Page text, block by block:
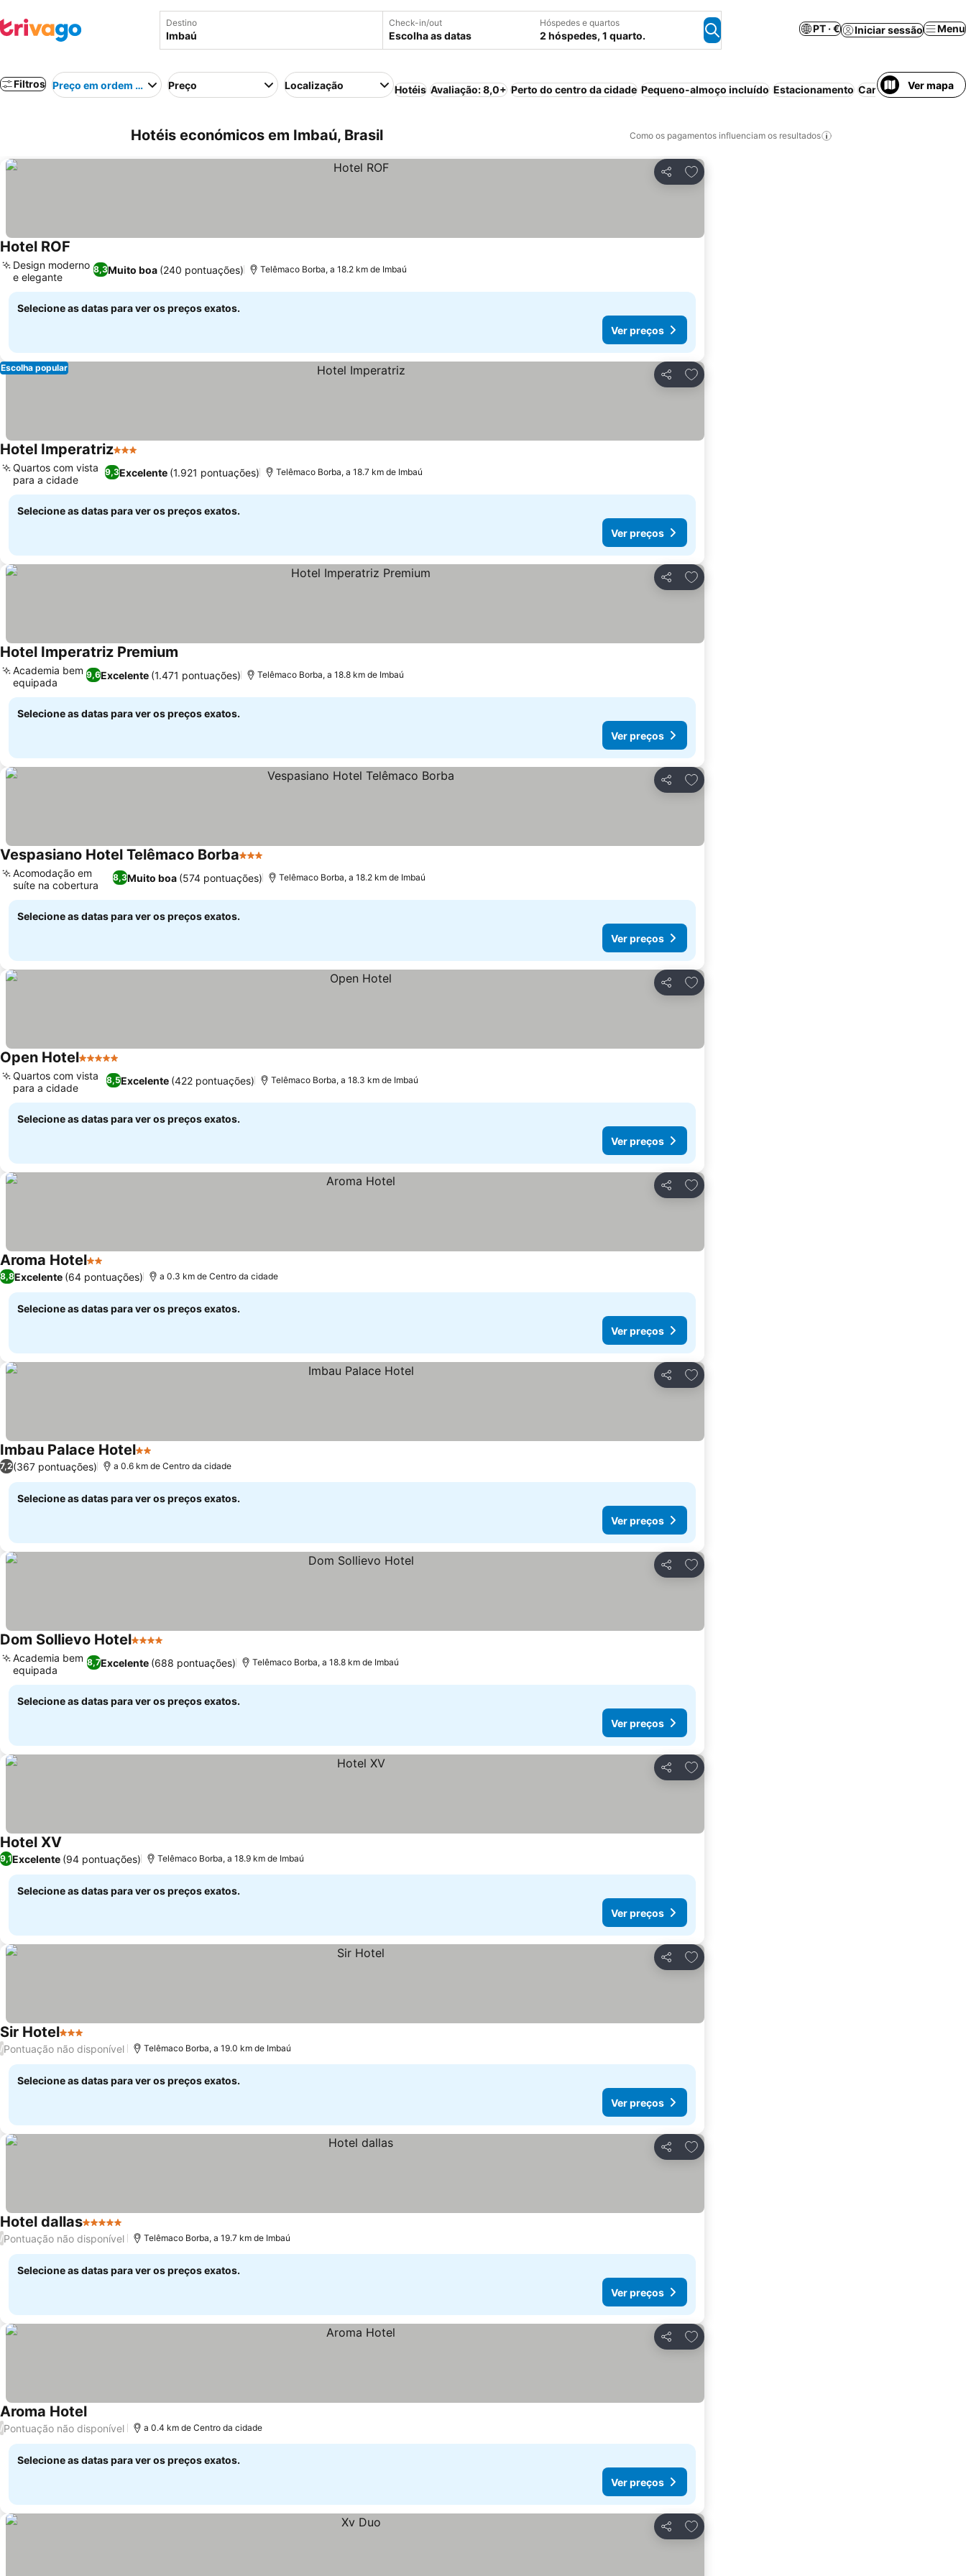
Destino Check-in/out
Escolha as datas
Hóspedes e quartos
2 hóspedes, 1 quarto.
PT · € Iniciar sessão Menu
Filtros Preço em ordem crescentePreço Localização Hotéis Avaliação: 8,0+ Perto do centro da cidade Pequeno-almoço incluído Estacionamento CancelamentoVer mapa
Hotéis económicos em Imbaú, Brasil Como os pagamentos influenciam os resultados
Partilhar
Adicionar aos favoritos
Hotel ROF
8,3Muito boa (240 pontuações)
Design moderno
e elegante
Telêmaco Borba, a 18.2 km de Imbaú
Selecione as datas para ver os preços exatos.
Ver preços
Partilhar
Adicionar aos favoritos
Escolha popular
Hotel Imperatriz3 Estrelas
9,3Excelente (1.921 pontuações)
Quartos com vista
para a cidade
Telêmaco Borba, a 18.7 km de Imbaú
Selecione as datas para ver os preços exatos.
Ver preços
Partilhar
Adicionar aos favoritos
Hotel Imperatriz Premium
9,6Excelente (1.471 pontuações)
Academia bem
equipada
Telêmaco Borba, a 18.8 km de Imbaú
Selecione as datas para ver os preços exatos.
Ver preços
Partilhar
Adicionar aos favoritos
Vespasiano Hotel Telêmaco Borba3 Estrelas
8,3Muito boa (574 pontuações)
Acomodação em
suíte na cobertura
Telêmaco Borba, a 18.2 km de Imbaú
Selecione as datas para ver os preços exatos.
Ver preços
Partilhar
Adicionar aos favoritos
Open Hotel5 Estrelas
8,5Excelente (422 pontuações)
Quartos com vista
para a cidade
Telêmaco Borba, a 18.3 km de Imbaú
Selecione as datas para ver os preços exatos.
Ver preços
Partilhar
Adicionar aos favoritos
Aroma Hotel2 EstrelasVer preços
8,8Excelente (64 pontuações) a 0.3 km de Centro da cidade
Selecione as datas para ver os preços exatos.
Ver preços
Partilhar
Adicionar aos favoritos
Imbau Palace Hotel2 Estrelas
7,2(367 pontuações) a 0.6 km de Centro da cidade
Selecione as datas para ver os preços exatos.
Ver preços
Partilhar
Adicionar aos favoritos
Dom Sollievo Hotel4 Estrelas
8,7Excelente (688 pontuações)
Academia bem
equipada
Telêmaco Borba, a 18.8 km de Imbaú
Selecione as datas para ver os preços exatos.
Ver preços
Partilhar
Adicionar aos favoritos
Hotel XV
9,1Excelente (94 pontuações) Telêmaco Borba, a 18.9 km de Imbaú
Selecione as datas para ver os preços exatos.
Ver preços
Partilhar
Adicionar aos favoritos
Sir Hotel3 EstrelasVer preços
/Pontuação não disponível Telêmaco Borba, a 19.0 km de Imbaú
Selecione as datas para ver os preços exatos.
Ver preços
Partilhar
Adicionar aos favoritos
Hotel dallas5 EstrelasVer preços
/Pontuação não disponível Telêmaco Borba, a 19.7 km de Imbaú
Selecione as datas para ver os preços exatos.
Ver preços
Partilhar
Adicionar aos favoritos
Aroma HotelVer preços
/Pontuação não disponível a 0.4 km de Centro da cidade
Selecione as datas para ver os preços exatos.
Ver preços
Partilhar
Adicionar aos favoritos